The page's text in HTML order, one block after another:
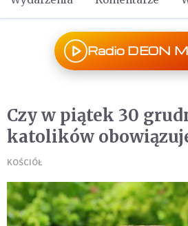
Radio DEON
Czy w piątek 30
katolików
KOŚCIÓŁ